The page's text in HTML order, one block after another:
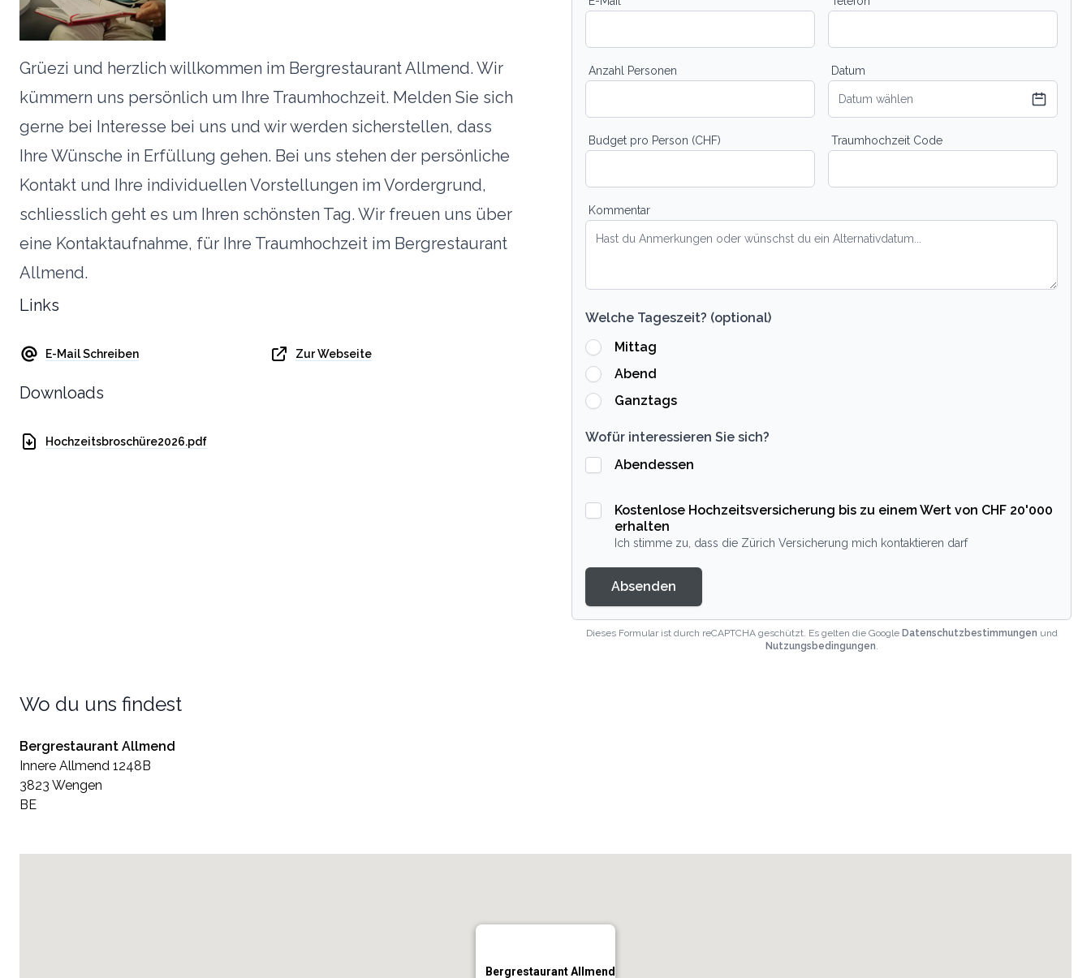
Grüezi und herzlich willkommen im Bergrestaurant Allmend. Wir
kümmern uns persönlich um Ihre Traumhochzeit. Melden Sie sich
gerne bei Interesse bei uns und wir werden sicherstellen, dass
Ihre Wünsche in Erfüllung gehen. Bei uns stehen der persönliche
Kontakt und Ihre individuellen Vorstellungen im Vordergrund,
schliesslich geht es um Ihren schönsten Tag. Wir freuen uns über
eine Kontaktaufnahme, für Ihre Traumhochzeit im Bergrestaurant
Allmend.
Links
E-Mail Schreiben Zur Webseite
Downloads
Hochzeitsbroschüre2026.pdf
Anzahl Personen Datum
Datum wählen
Budget pro Person (CHF) Traumhochzeit Code
Kommentar
Welche Tageszeit? (optional)
Mittag
Abend
Ganztags
Wofür interessieren Sie sich?
Abendessen
Kostenlose Hochzeitsversicherung bis zu einem Wert von CHF 20'000
erhalten
Ich stimme zu, dass die Zürich Versicherung mich kontaktieren darf
Absenden
Dieses Formular ist durch reCAPTCHA geschützt. Es gelten die Google Datenschutzbestimmungen und
Nutzungsbedingungen.
Wo du uns findest
Bergrestaurant Allmend
Innere Allmend 1248B
3823 Wengen
BE
Bergrestaurant Allmend